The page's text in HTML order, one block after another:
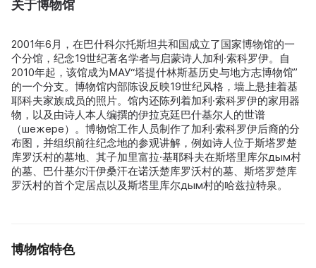
关于博物馆
2001年6月，在巴什科尔托斯坦共和国成立了国家博物馆的一
个分馆，纪念19世纪著名学者与启蒙诗人加利·索科罗伊。自
2010年起，该馆成为МАУ“塔提什林斯基历史与地方志博物馆”
的一个分支。博物馆内部陈设反映19世纪风格，墙上悬挂着基
耶科夫家族成员的照片。馆内还陈列着加利·索科罗伊的家用器
物，以及由诗人本人编撰的伊拉克廷巴什基尔人的世谱
（шежере）。博物馆工作人员制作了加利·索科罗伊后裔的分
布图，并组织前往纪念地的参观讲解，例如诗人位于斯塔罗楚
库罗沃村的墓地、其子加里富拉·基耶科夫在斯塔里库尔дым村
的墓、巴什基尔汗伊桑汗在诺沃楚库罗沃村的墓、斯塔罗楚库
罗沃村的首个定居点以及斯塔里库尔дым村的哈兹拉特泉。
博物馆特色